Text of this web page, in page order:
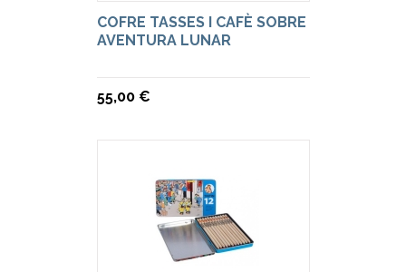
COFRE TASSES I CAFÈ SOBRE
AVENTURA LUNAR
55,00 €